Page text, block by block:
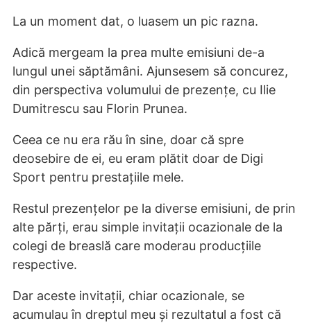
La un moment dat, o luasem un pic razna.
Adică mergeam la prea multe emisiuni de-a
lungul unei săptămâni. Ajunsesem să concurez,
din perspectiva volumului de prezențe, cu Ilie
Dumitrescu sau Florin Prunea.
Ceea ce nu era rău în sine, doar că spre
deosebire de ei, eu eram plătit doar de Digi
Sport pentru prestațiile mele.
Restul prezențelor pe la diverse emisiuni, de prin
alte părți, erau simple invitații ocazionale de la
colegi de breaslă care moderau producțiile
respective.
Dar aceste invitații, chiar ocazionale, se
acumulau în dreptul meu și rezultatul a fost că